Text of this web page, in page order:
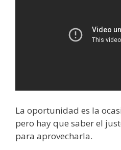
La oportunidad es la
pero hay que saber el
para aprovecharla.